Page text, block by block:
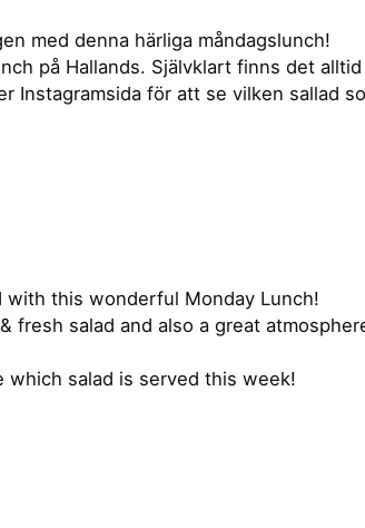
med denna härliga måndagslunch!
på Hallands. Självklart finns det
Instagramsida för att se vilken sallad
this wonderful Monday Lunch!
fresh salad and also a great
which salad is served this week!